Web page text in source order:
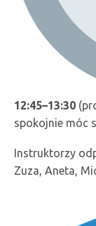
12:45–13:30
spokojnie móc
Instruktorzy
Zuza, Aneta,